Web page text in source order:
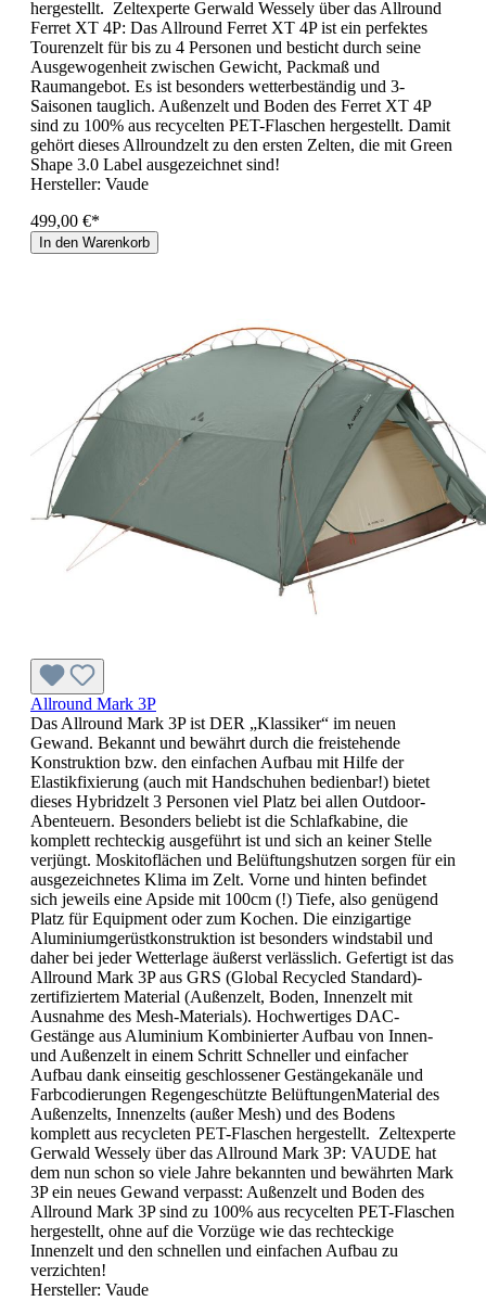
hergestellt. Zeltexperte Gerwald Wessely über das Allround
Ferret XT 4P: Das Allround Ferret XT 4P ist ein perfektes
Tourenzelt für bis zu 4 Personen und besticht durch seine
Ausgewogenheit zwischen Gewicht, Packmaß und
Raumangebot. Es ist besonders wetterbeständig und 3-
Saisonen tauglich. Außenzelt und Boden des Ferret XT 4P
sind zu 100% aus recycelten PET-Flaschen hergestellt. Damit
gehört dieses Allroundzelt zu den ersten Zelten, die mit Green
Shape 3.0 Label ausgezeichnet sind!
Hersteller: Vaude
499,00 €*
In den Warenkorb
Allround Mark 3P
Das Allround Mark 3P ist DER „Klassiker“ im neuen
Gewand. Bekannt und bewährt durch die freistehende
Konstruktion bzw. den einfachen Aufbau mit Hilfe der
Elastikfixierung (auch mit Handschuhen bedienbar!) bietet
dieses Hybridzelt 3 Personen viel Platz bei allen Outdoor-
Abenteuern. Besonders beliebt ist die Schlafkabine, die
komplett rechteckig ausgeführt ist und sich an keiner Stelle
verjüngt. Moskitoflächen und Belüftungshutzen sorgen für ein
ausgezeichnetes Klima im Zelt. Vorne und hinten befindet
sich jeweils eine Apside mit 100cm (!) Tiefe, also genügend
Platz für Equipment oder zum Kochen. Die einzigartige
Aluminiumgerüstkonstruktion ist besonders windstabil und
daher bei jeder Wetterlage äußerst verlässlich. Gefertigt ist das
Allround Mark 3P aus GRS (Global Recycled Standard)-
zertifiziertem Material (Außenzelt, Boden, Innenzelt mit
Ausnahme des Mesh-Materials). Hochwertiges DAC-
Gestänge aus Aluminium Kombinierter Aufbau von Innen-
und Außenzelt in einem Schritt Schneller und einfacher
Aufbau dank einseitig geschlossener Gestängekanäle und
Farbcodierungen Regengeschützte BelüftungenMaterial des
Außenzelts, Innenzelts (außer Mesh) und des Bodens
komplett aus recycleten PET-Flaschen hergestellt. Zeltexperte
Gerwald Wessely über das Allround Mark 3P: VAUDE hat
dem nun schon so viele Jahre bekannten und bewährten Mark
3P ein neues Gewand verpasst: Außenzelt und Boden des
Allround Mark 3P sind zu 100% aus recycelten PET-Flaschen
hergestellt, ohne auf die Vorzüge wie das rechteckige
Innenzelt und den schnellen und einfachen Aufbau zu
verzichten!
Hersteller: Vaude